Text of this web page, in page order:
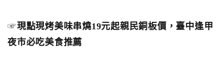
☞現點現烤美味串燒19元起親民銅板價，臺中逢甲
夜市必吃美食推薦